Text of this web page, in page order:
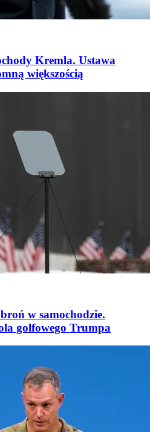
Kremla. Ustawa
większością
w samochodzie.
golfowego Trumpa